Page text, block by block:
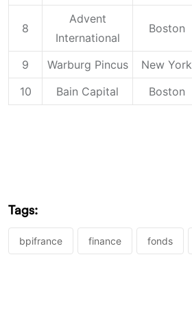
8
Advent
International
Boston
9 Warburg Pincus New York
10
Bain Capital Boston
Tags:
bpifrance finance fonds